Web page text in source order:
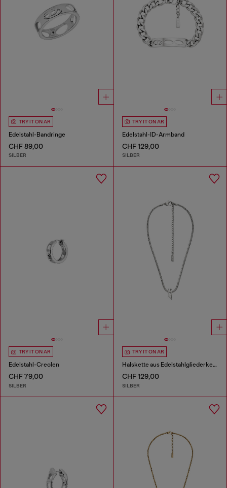
TRY IT ON AR
Edelstahl-Bandringe
CHF 89,00
SILBER
TRY IT ON AR
Edelstahl-ID-Armband
CHF 129,00
SILBER
TRY IT ON AR
Edelstahl-Creolen
CHF 79,00
SILBER
TRY IT ON AR
Halskette aus Edelstahlgliederkette
CHF 129,00
SILBER